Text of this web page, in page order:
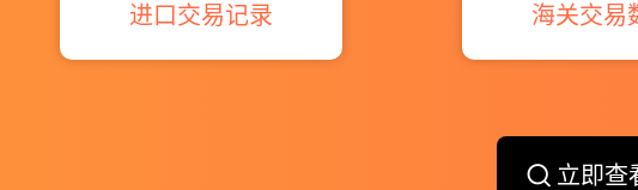
进口交易记录
海关交易
立即查